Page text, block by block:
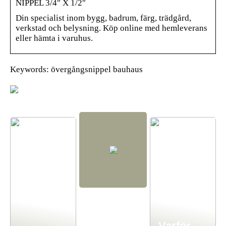
NIPPEL 3/4″ X 1/2″
Din specialist inom bygg, badrum, färg, trädgård,
verkstad och belysning. Köp online med hemleverans
eller hämta i varuhus.
Keywords: övergångsnippel bauhaus